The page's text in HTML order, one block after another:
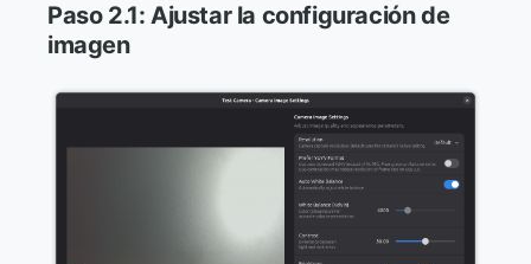
Paso 2.1: Ajustar la configuración de
imagen